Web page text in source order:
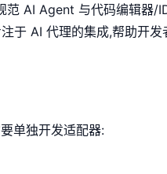
范 AI Agent 与代码编辑器/
于 AI 代理的集成,帮助开发
单独开发适配器: